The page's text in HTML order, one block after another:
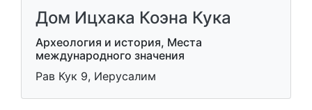
Дом Ицхака Коэна Кука
Археология и история, Места
международного значения
Рав Кук 9, Иерусалим